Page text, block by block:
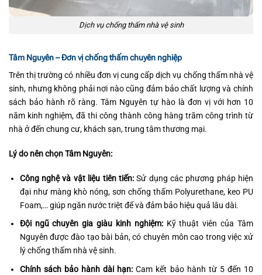
Dịch vụ chống thấm nhà vệ sinh
Tâm Nguyên – Đơn vị chống thấm chuyên nghiệp
Trên thị trường có nhiều đơn vị cung cấp dịch vụ chống thấm nhà vệ
sinh, nhưng không phải nơi nào cũng đảm bảo chất lượng và chính
sách bảo hành rõ ràng. Tâm Nguyên tự hào là đơn vị với hơn 10
năm kinh nghiệm, đã thi công thành công hàng trăm công trình từ
nhà ở đến chung cư, khách sạn, trung tâm thương mại.
Lý do nên chọn Tâm Nguyên:
Công nghệ và vật liệu tiên tiến:Sử dụng các phương pháp hiện
đại như màng khò nóng, sơn chống thấm Polyurethane, keo PU
Foam,… giúp ngăn nước triệt để và đảm bảo hiệu quả lâu dài.
Đội ngũ chuyên gia giàu kinh nghiệm: Kỹ thuật viên của Tâm
Nguyên được đào tạo bài bản, có chuyên môn cao trong việc xử
lý chống thấm nhà vệ sinh.
Chính sách bảo hành dài hạn: Cam kết bảo hành từ 5 đến 10